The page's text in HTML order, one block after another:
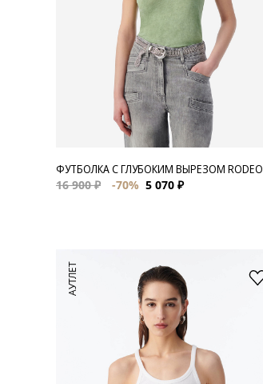
ФУТБОЛКА С ГЛУБОКИМ ВЫРЕЗОМ RODEO
16 900 ₽
-70% 5 070 ₽
АУТЛЕТ